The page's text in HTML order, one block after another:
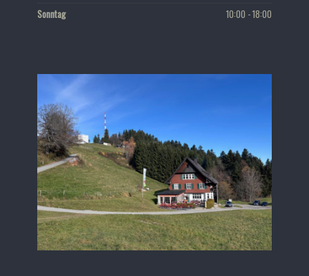
Sonntag
10:00 - 18:00